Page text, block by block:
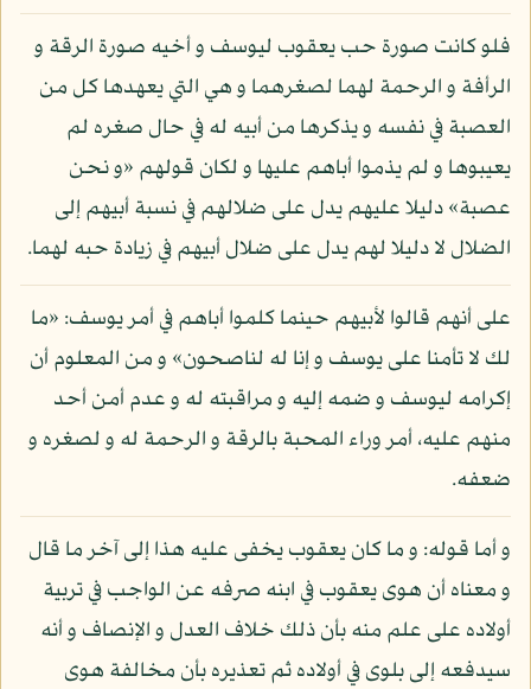
فلو كانت صورة حب يعقوب ليوسف و أخيه صورة الرقة و
الرأفة و الرحمة لهما لصغرهما و هي التي يعهدها كل من
العصبة في نفسه و يذكرها من أبيه له في حال صغره لم
يعيبوها و لم يذموا أباهم عليها و لكان قولهم «و نحن
عصبة» دليلا عليهم يدل على ضلالهم في نسبة أبيهم إلى
الضلال لا دليلا لهم يدل على ضلال أبيهم في زيادة حبه لهما.
على أنهم قالوا لأبيهم حينما كلموا أباهم في أمر يوسف: «ما
لك لا تأمنا على يوسف و إنا له لناصحون» و من المعلوم أن
إكرامه ليوسف و ضمه إليه و مراقبته له و عدم أمن أحد
منهم عليه، أمر وراء المحبة بالرقة و الرحمة له و لصغره و
ضعفه.
و أما قوله: و ما كان يعقوب يخفى عليه هذا إلى آخر ما قال
و معناه أن هوى يعقوب في ابنه صرفه عن الواجب في تربية
أولاده على علم منه بأن ذلك خلاف العدل و الإنصاف و أنه
سيدفعه إلى بلوى في أولاده ثم تعذيره بأن مخالفة هوى